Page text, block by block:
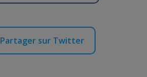
Partager sur Twitter